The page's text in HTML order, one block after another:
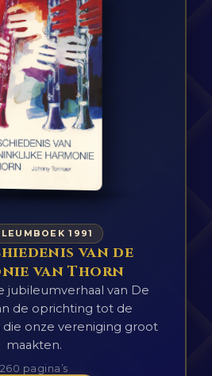
1991
van de
van Thorn
jubileumverhaal van De
de oprichting tot de
onze vereniging groot
maakten.
260 pagina’s